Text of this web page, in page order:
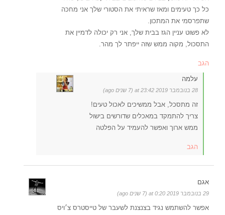
כל כך טעימים ומאז שראיתי את הסטורי שלך אני מחכה
שתפרסמי את המתכון.
לא פשוט עניין הגז בבית שלך, אני רק יכולה לדמיין את
התסכול, מקוה ממש שזה ייפתר לך מהר.
הגב
עלמה
28 בנובמבר 2019 at 23:42 (7 שנים ago)
זה מתסכל, אבל ממשיכים לאכול טעים!
צריך להתמקד במאכלים שדורשים בישול
ממש ארוך ואפשר להעמיד על הפלטה
הגב
אגם
29 בנובמבר 2019 at 0:20 (7 שנים ago)
אפשר להשתמש נגיד בצנצנת לשעבר של טייסטרס צ׳ויס